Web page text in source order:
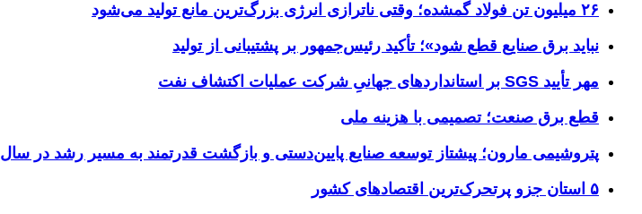
۲۶ میلیون تن فولاد گمشده؛ وقتی ناترازی انرژی بزرگ‌ترین مانع تولید می‌شود
نباید برق صنایع قطع شود»؛ تأکید رئیس‌جمهور بر پشتیبانی از تولید
مهر تأیید SGS بر استانداردهای جهانیِ شرکت عملیات اکتشاف نفت
قطع برق صنعت؛ تصمیمی با هزینه ملی
پتروشیمی مارون؛ پیشتاز توسعه صنایع پایین‌دستی و بازگشت قدرتمند به مسیر رشد در سال ۱۴۰۵
۵ استان جزو پرتحرک‌ترین اقتصاد‌های کشور